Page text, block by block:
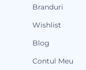
Branduri
Wishlist
Blog
Contul Meu